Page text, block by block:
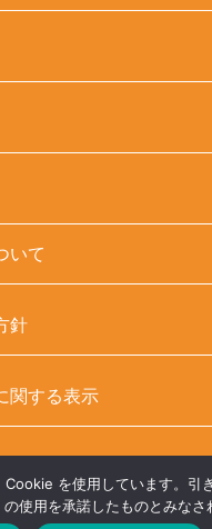
いて
針
関する表示
オンラインショップ – LEDテー
Cookie を使用しています。引
使用を承諾したものとみなさ